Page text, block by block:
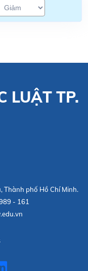
LUẬT TP.
Thành phố Hồ Chí Minh.
- 161